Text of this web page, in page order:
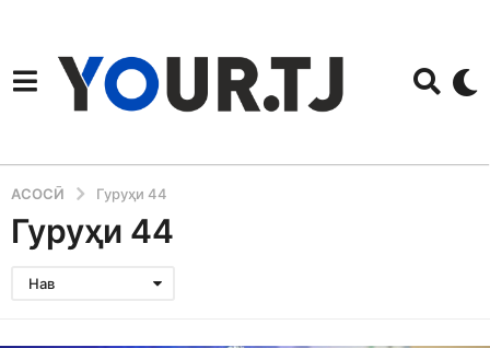
АСОСӢ Гуруҳи 44
Гуруҳи 44
Нав